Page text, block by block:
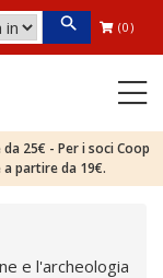
(0)
25€ - Per i soci Coop
partire da 19€.
e l'archeologia